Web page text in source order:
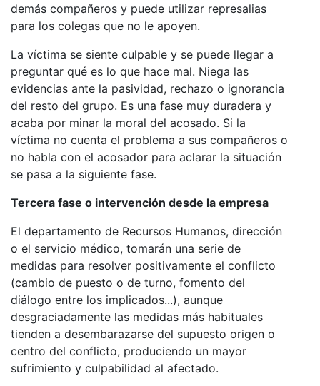
demás compañeros y puede utilizar represalias
para los colegas que no le apoyen.
La víctima se siente culpable y se puede llegar a
preguntar qué es lo que hace mal. Niega las
evidencias ante la pasividad, rechazo o ignorancia
del resto del grupo. Es una fase muy duradera y
acaba por minar la moral del acosado. Si la
víctima no cuenta el problema a sus compañeros o
no habla con el acosador para aclarar la situación
se pasa a la siguiente fase.
Tercera fase o intervención desde la empresa
El departamento de Recursos Humanos, dirección
o el servicio médico, tomarán una serie de
medidas para resolver positivamente el conflicto
(cambio de puesto o de turno, fomento del
diálogo entre los implicados...), aunque
desgraciadamente las medidas más habituales
tienden a desembarazarse del supuesto origen o
centro del conflicto, produciendo un mayor
sufrimiento y culpabilidad al afectado.